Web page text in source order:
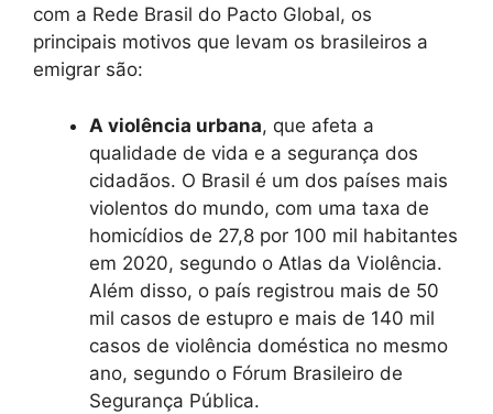
com a Rede Brasil do Pacto Global, os
principais motivos que levam os brasileiros a
emigrar são:
A violência urbana, que afeta a
qualidade de vida e a segurança dos
cidadãos. O Brasil é um dos países mais
violentos do mundo, com uma taxa de
homicídios de 27,8 por 100 mil habitantes
em 2020, segundo o Atlas da Violência.
Além disso, o país registrou mais de 50
mil casos de estupro e mais de 140 mil
casos de violência doméstica no mesmo
ano, segundo o Fórum Brasileiro de
Segurança Pública.